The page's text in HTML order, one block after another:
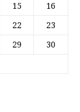
15 16
22 23
29 30